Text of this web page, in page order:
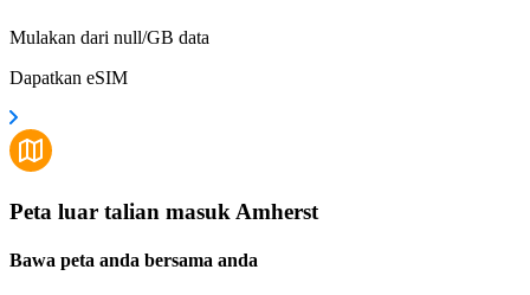
Mulakan dari null/GB data
Dapatkan eSIM
Peta luar talian masuk Amherst
Bawa peta anda bersama anda